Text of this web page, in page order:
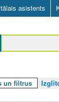
asistents
un filtrus